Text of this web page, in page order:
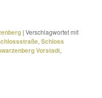
|Verschlagwortet mit
,Schloss
Vorstadt,